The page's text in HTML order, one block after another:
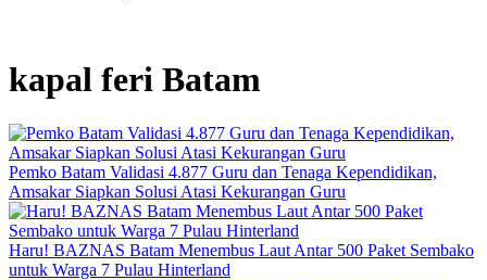
kapal feri Batam
Pemko Batam Validasi 4.877 Guru dan Tenaga Kependidikan,
Amsakar Siapkan Solusi Atasi Kekurangan Guru
Haru! BAZNAS Batam Menembus Laut Antar 500 Paket Sembako
untuk Warga 7 Pulau Hinterland